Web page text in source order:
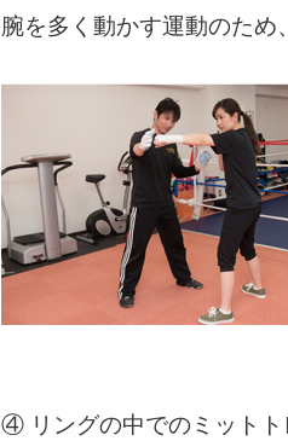
腕を多く動かす運動のため
④ リングの中でのミットト